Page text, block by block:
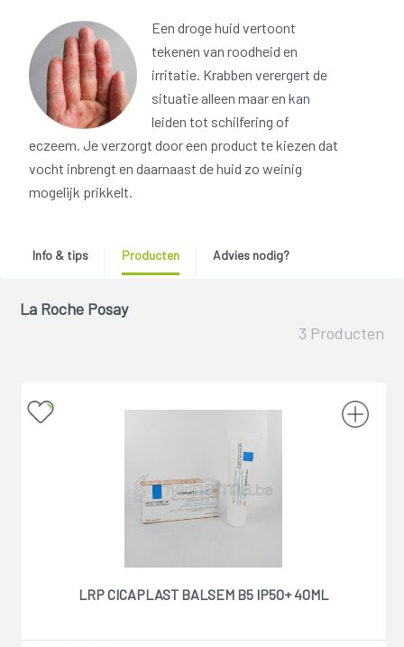
Een droge huid vertoont
tekenen van roodheid en
irritatie. Krabben verergert de
situatie alleen maar en kan
leiden tot schilfering of
eczeem. Je verzorgt door een product te kiezen dat
vocht inbrengt en daarnaast de huid zo weinig
mogelijk prikkelt.
Info & tips Producten Advies nodig?
La Roche Posay
3 Producten
LRP CICAPLAST BALSEM B5 IP50+ 40ML